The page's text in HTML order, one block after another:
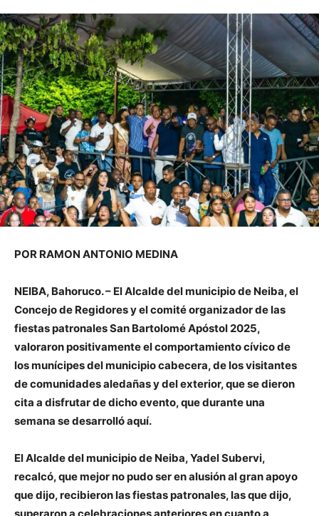
POR RAMON ANTONIO MEDINA
NEIBA, Bahoruco. – El Alcalde del municipio de Neiba, el
Concejo de Regidores y el comité organizador de las
fiestas patronales San Bartolomé Apóstol 2025,
valoraron positivamente el comportamiento cívico de
los munícipes del municipio cabecera, de los visitantes
de comunidades aledañas y del exterior, que se dieron
cita a disfrutar de dicho evento, que durante una
semana se desarrolló aquí.
El Alcalde del municipio de Neiba, Yadel Subervi,
recalcó, que mejor no pudo ser en alusión al gran apoyo
que dijo, recibieron las fiestas patronales, las que dijo,